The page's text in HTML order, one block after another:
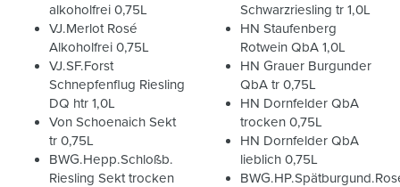
alkoholfrei 0,75L
VJ.Merlot Rosé
Alkoholfrei 0,75L
VJ.SF.Forst
Schnepfenflug Riesling
DQ htr 1,0L
Von Schoenaich Sekt
tr 0,75L
BWG.Hepp.Schloßb.
Riesling Sekt trocken
Schwarzriesling tr 1,0L
HN Staufenberg
Rotwein QbA 1,0L
HN Grauer Burgunder
QbA tr 0,75L
HN Dornfelder QbA
trocken 0,75L
HN Dornfelder QbA
lieblich 0,75L